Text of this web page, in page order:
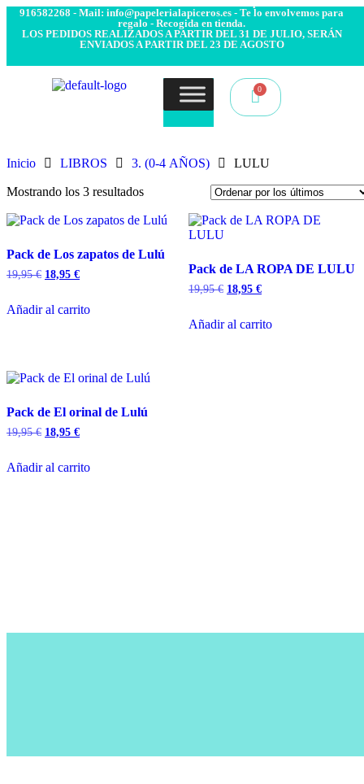
916582268 - Mail: info@papelerialapiceros.es - Te lo envolvemos para
regalo - Recogida en tienda.
LOS PEDIDOS REALIZADOS A PARTIR DEL 31 DE JULIO, SERÁN
ENVIADOS A PARTIR DEL 23 DE AGOSTO
Inicio LIBROS 3. (0-4 AÑOS) LULU
Mostrando los 3 resultados
Pack de Los zapatos de Lulú
19,95€ 18,95 €
Añadir al carrito
Pack de LA ROPA DE LULU
19,95€ 18,95 €
Añadir al carrito
Pack de El orinal de Lulú
19,95€ 18,95 €
Añadir al carrito